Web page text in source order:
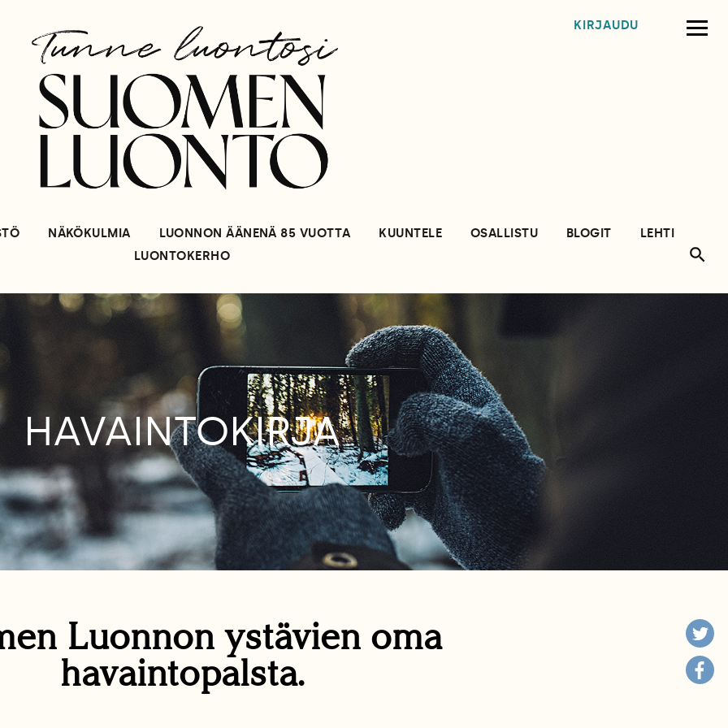
KIRJAUDU
NÄKÖKULMIA LUONNON ÄÄNENÄ 85 VUOTTA KUUNTELE OSALLISTU BLOGIT
LEHTI
LUONTOKERHO
HAVAINTOKIRJA
Luonnon ystävien oma
havaintopalsta.